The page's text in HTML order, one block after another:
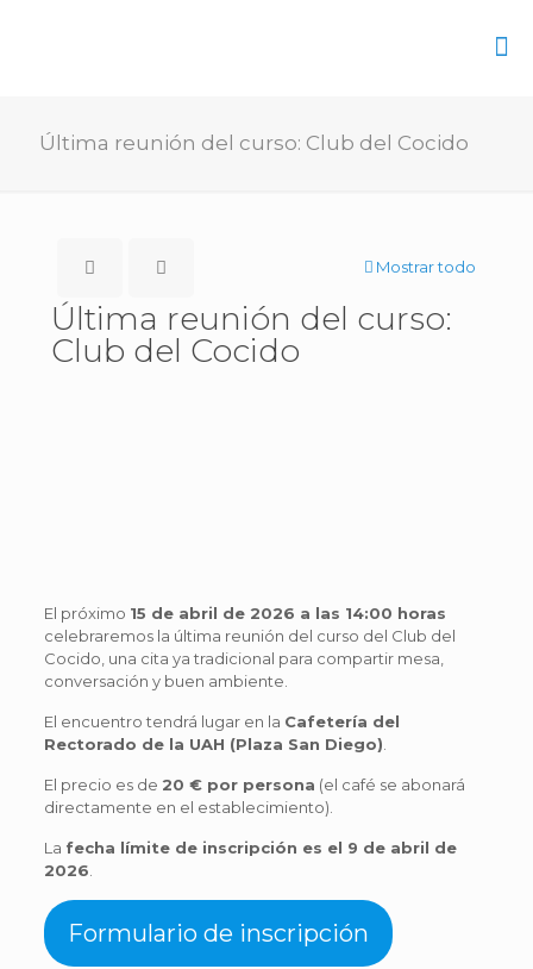
Última reunión del curso: Club del Cocido
Mostrar todo
Última reunión del curso:
Club del Cocido
El próximo 15 de abril de 2026 a las 14:00 horas
celebraremos la última reunión del curso del Club del
Cocido, una cita ya tradicional para compartir mesa,
conversación y buen ambiente.
El encuentro tendrá lugar en la Cafetería del
Rectorado de la UAH (Plaza San Diego)
El precio es de 20 € por persona (el café se abonará
directamente en el establecimiento).
La fecha límite de inscripción es el 9 de abril de
2026
Formulario de inscripción